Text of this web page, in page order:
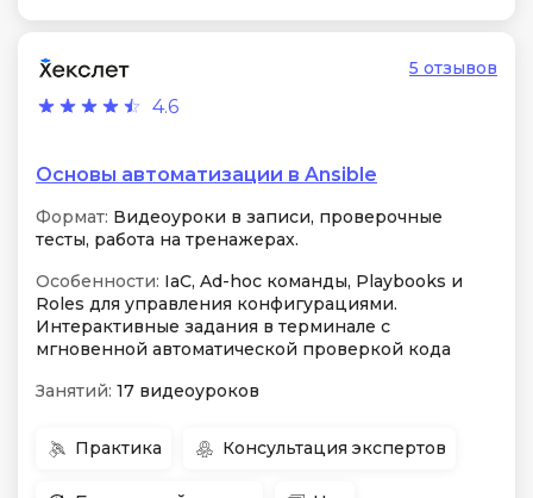
4.6
5 отзывов
Основы автоматизации в Ansible
Формат: Видеоуроки в записи, проверочные
тесты, работа на тренажерах.
Особенности: IaC, Ad-hoc команды, Playbooks и
Roles для управления конфигурациями.
Интерактивные задания в терминале с
мгновенной автоматической проверкой кода
Занятий: 17 видеоуроков
Практика Консультация экспертов